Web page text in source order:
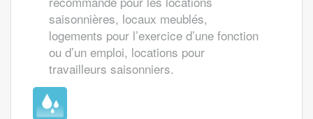
saisonnières, locaux meublés,
logements pour l’exercice d’une fonction
ou d’un emploi, locations pour
travailleurs saisonniers.